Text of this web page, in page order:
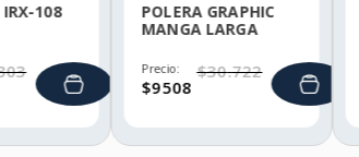
108
POLERA GRAPHIC
MANGA LARGA
Precio:
$9508
$30.722